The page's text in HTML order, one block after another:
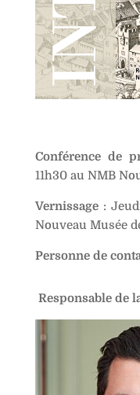
Conférence de
11h30 au NMB
Vernissage:
Nouveau Musée
Personne de
Responsable de